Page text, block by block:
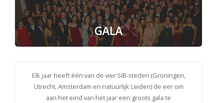
GALA
Elk jaar heeft één van de vier SIB-steden (Groningen,
Utrecht, Amsterdam en natuurlijk Leiden) de eer om
aan het eind van het jaar een groots gala te